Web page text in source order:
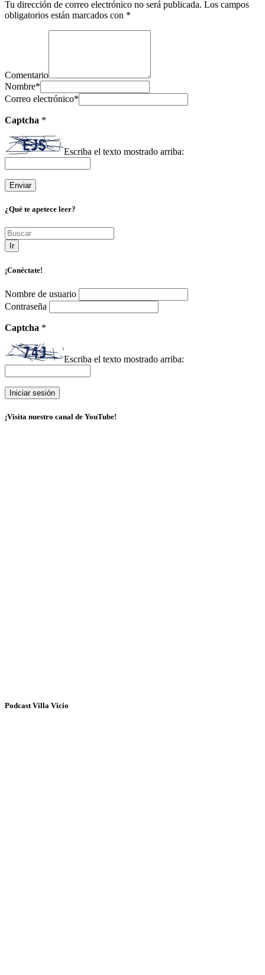
Tu dirección de correo electrónico no será publicada. Los campos
obligatorios están marcados con *
Comentario
Nombre*
Correo electrónico*
Captcha *
Escriba el texto mostrado arriba:
¿Qué te apetece leer?
Ir
¡Conéctate!
Nombre de usuario
Contraseña
Captcha *
Escriba el texto mostrado arriba:
¡Visita nuestro canal de YouTube!
Podcast Villa Vicio